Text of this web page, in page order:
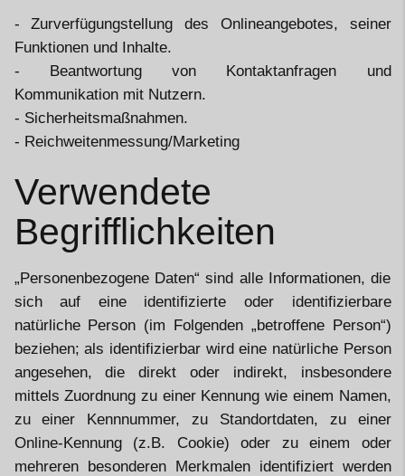
- Zurverfügungstellung des Onlineangebotes, seiner
Funktionen und Inhalte.
- Beantwortung von Kontaktanfragen und
Kommunikation mit Nutzern.
- Sicherheitsmaßnahmen.
- Reichweitenmessung/Marketing
Verwendete
Begrifflichkeiten
„Personenbezogene Daten“ sind alle Informationen, die
sich auf eine identifizierte oder identifizierbare
natürliche Person (im Folgenden „betroffene Person“)
beziehen; als identifizierbar wird eine natürliche Person
angesehen, die direkt oder indirekt, insbesondere
mittels Zuordnung zu einer Kennung wie einem Namen,
zu einer Kennnummer, zu Standortdaten, zu einer
Online-Kennung (z.B. Cookie) oder zu einem oder
mehreren besonderen Merkmalen identifiziert werden